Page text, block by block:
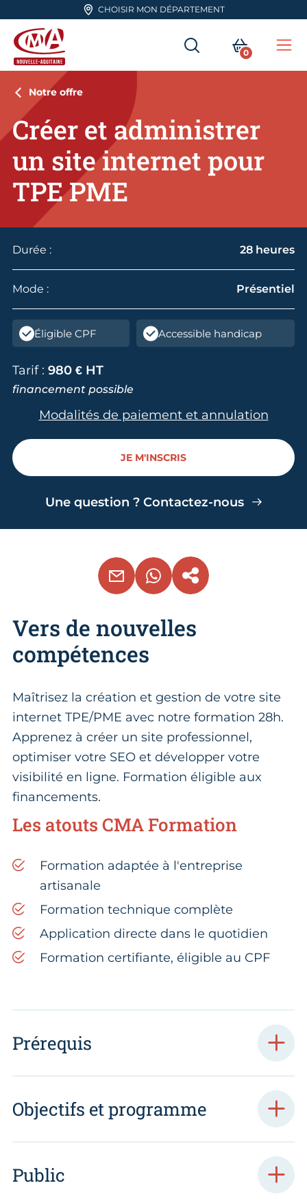
Aller en haut de pageCHOISIR MON DÉPARTEMENT
CMA Nouvelle-Aquitaine
RECHERCHER
MON
0
Notre offre
Créer et administrer
un site internet pour
TPE PME
Durée : 28 heures
Mode : Présentiel
Éligible CPF Accessible handicap
Tarif : 980 € HT
financement possible
Modalités de paiement et annulation
JE M'INSCRIS
Une question ? Contactez-nous
EMAIL WHATSAPPCOPIER LE LIEN
Vers de nouvelles
compétences
Maîtrisez la création et gestion de votre site
internet TPE/PME avec notre formation 28h.
Apprenez à créer un site professionnel,
optimiser votre SEO et développer votre
visibilité en ligne. Formation éligible aux
financements.
Les atouts CMA Formation
Formation adaptée à l'entreprise
artisanale
Formation technique complète
Application directe dans le quotidien
Formation certifiante, éligible au CPF
Prérequis
Objectifs et programme
Public